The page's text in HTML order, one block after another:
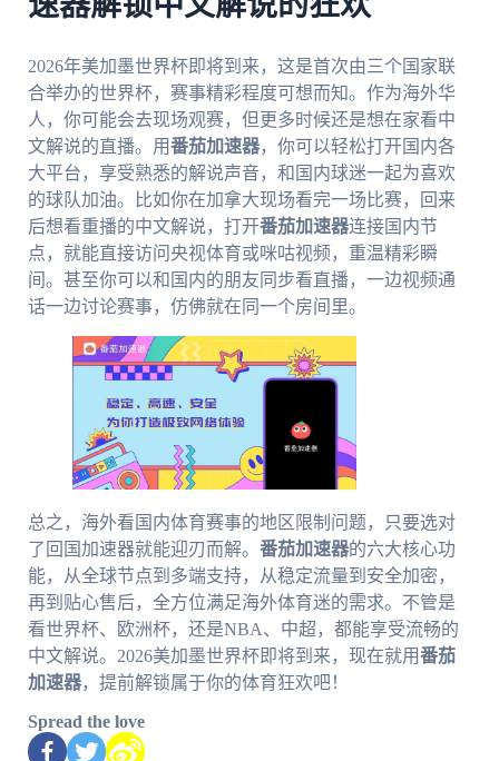
2026年美加墨世界杯即将到来，这是首次由三个国家联
合举办的世界杯，赛事精彩程度可想而知。作为海外华
人，你可能会去现场观赛，但更多时候还是想在家看中
文解说的直播。用番茄加速器，你可以轻松打开国内各
大平台，享受熟悉的解说声音，和国内球迷一起为喜欢
的球队加油。比如你在加拿大现场看完一场比赛，回来
后想看重播的中文解说，打开番茄加速器连接国内节
点，就能直接访问央视体育或咪咕视频，重温精彩瞬
间。甚至你可以和国内的朋友同步看直播，一边视频通
话一边讨论赛事，仿佛就在同一个房间里。
总之，海外看国内体育赛事的地区限制问题，只要选对
了回国加速器就能迎刃而解。 番茄加速器的六大核心功
能，从全球节点到多端支持，从稳定流量到安全加密，
再到贴心售后，全方位满足海外体育迷的需求。不管是
看世界杯、欧洲杯，还是NBA、中超，都能享受流畅的
中文解说。2026美加墨世界杯即将到来，现在就用番茄
加速器，提前解锁属于你的体育狂欢吧！
Spread the love